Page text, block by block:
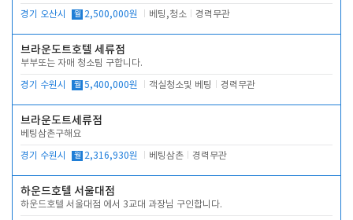
경기 오산시 월 2,500,000원 베팅,청소 경력무관
브라운도트호텔 세류점
부부또는 자매 청소팀 구합니다.
경기 수원시 월 5,400,000원 객실청소및 베팅 경력무관
브라운도트세류점
베팅삼촌구해요
경기 수원시 월 2,316,930원 베팅삼촌 경력무관
하운드호텔 서울대점
하운드호텔 서울대점 에서 3교대 과장님 구인합니다.